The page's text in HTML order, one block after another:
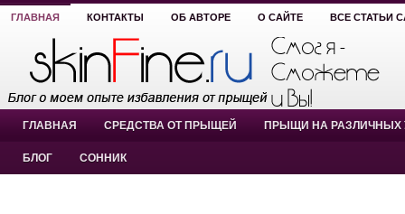
ГЛАВНАЯ КОНТАКТЫ ОБ АВТОРЕ О САЙТЕ ВСЕ СТАТЬИ
ГЛАВНАЯ СРЕДСТВА ОТ ПРЫЩЕЙ ПРЫЩИ НА РАЗЛИЧНЫХ
БЛОГ СОННИК